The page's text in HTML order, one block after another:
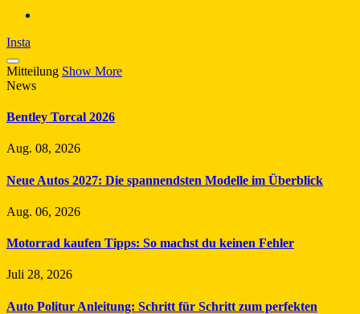
Insta
Mitteilung Show More
News
Bentley Torcal 2026
Aug. 08, 2026
Neue Autos 2027: Die spannendsten Modelle im Überblick
Aug. 06, 2026
Motorrad kaufen Tipps: So machst du keinen Fehler
Juli 28, 2026
Auto Politur Anleitung: Schritt für Schritt zum perfekten